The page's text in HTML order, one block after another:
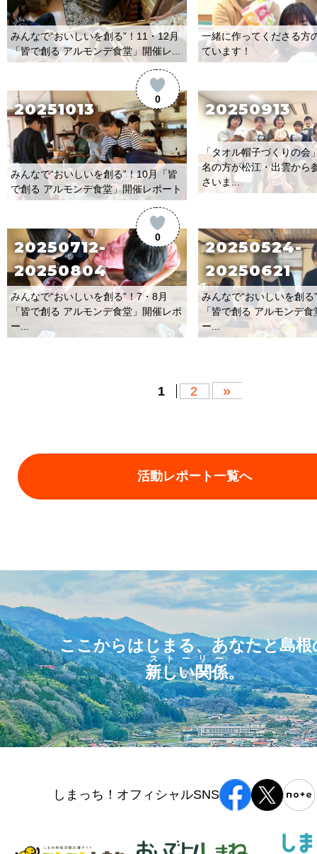
みんなで“おいしいを創る”！11・12月
「皆で創る アルモンデ食堂」開催レ...
一緒に作ってくださる方
ています！
0
20251013
みんなで“おいしいを創る”！10月「皆
で創る アルモンデ食堂」開催レポート
20250913
「タオル帽子づくりの会
名の方が松江・出雲から
さいま...
0
20250712-
20250804
みんなで“おいしいを創る”！7・8月
「皆で創る アルモンデ食堂」開催レポ
ー...
20250524-
20250621
みんなで“おいしいを創る
「皆で創る アルモンデ
ー...
1 2 »
活動レポート一覧へ
ここからはじまる、あなたと島根
新しい関係
ストーリー
。
しまっち！オフィシャルSNS